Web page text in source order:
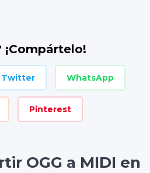
¡Compártelo!
Twitter WhatsApp
Pinterest
OGG a MIDI en